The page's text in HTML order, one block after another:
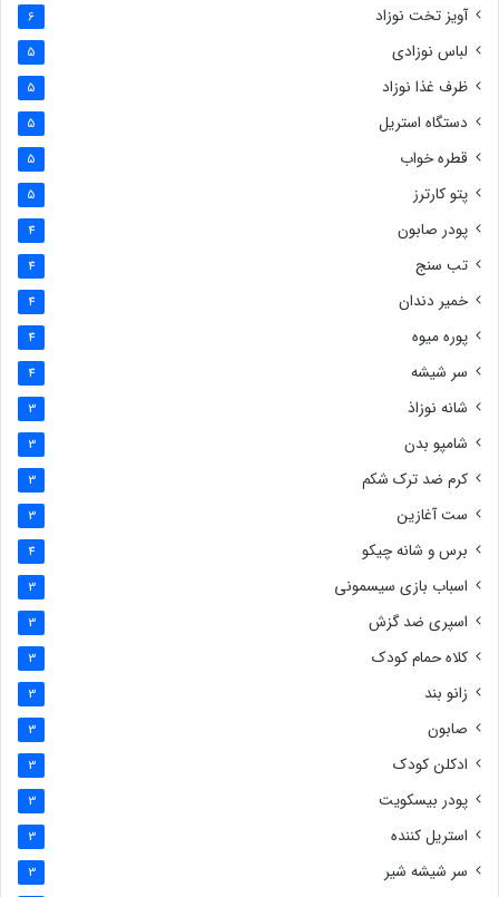
آویز تخت نوزاد 6
لباس نوزادی 5
ظرف غذا نوزاد 5
دستگاه استریل 5
قطره خواب 5
پتو کارترز 5
پودر صابون 4
تب سنج 4
خمیر دندان 4
پوره میوه 4
سر شیشه 4
شانه نوزاذ 3
شامپو بدن 3
کرم ضد ترک شکم 3
ست آغازین 3
برس و شانه چیکو 4
اسباب بازی سیسمونی 3
اسپری ضد گزش 3
کلاه حمام کودک 3
زانو بند 3
صابون 3
ادکلن کودک 3
پودر بیسکویت 3
استریل کننده 3
سر شیشه شیر 3